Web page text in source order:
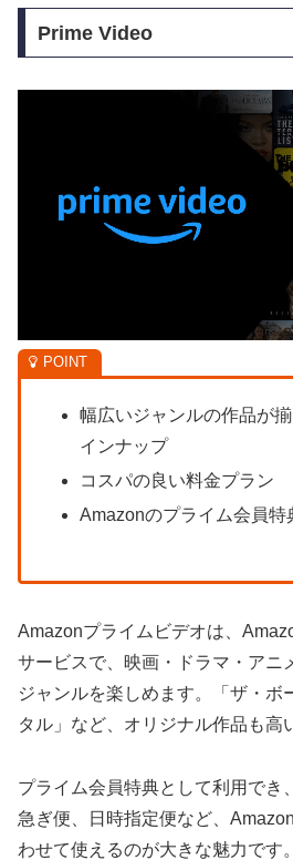
Prime Video
幅広いジャンルの作品が
インナップ
コスパの良い料金プラン
Amazonのプライム会員特
Amazonプライムビデオは、
サービスで、映画・ドラマ・アニ
ジャンルを楽しめます。「ザ・ボ
タル」など、オリジナル作品も高
プライム会員特典として利用でき
急ぎ便、日時指定便など、
わせて使えるのが大きな魅力です。